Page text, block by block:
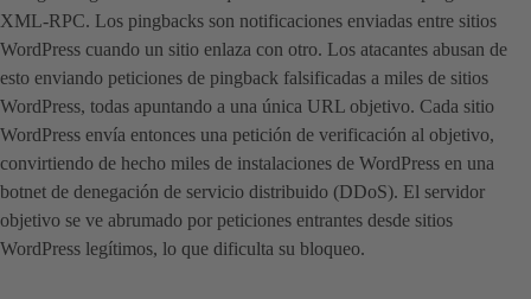
XML-RPC. Los pingbacks son notificaciones enviadas entre sitios
WordPress cuando un sitio enlaza con otro. Los atacantes abusan de
esto enviando peticiones de pingback falsificadas a miles de sitios
WordPress, todas apuntando a una única URL objetivo. Cada sitio
WordPress envía entonces una petición de verificación al objetivo,
convirtiendo de hecho miles de instalaciones de WordPress en una
botnet de denegación de servicio distribuido (DDoS). El servidor
objetivo se ve abrumado por peticiones entrantes desde sitios
WordPress legítimos, lo que dificulta su bloqueo.